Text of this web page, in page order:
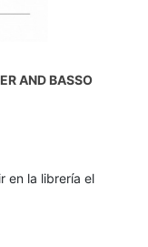
AND BASSO
en la librería el